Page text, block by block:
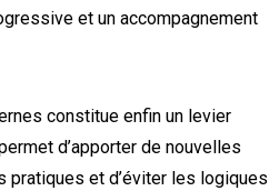
et un accompagnement
constitue enfin un levier
d’apporter de nouvelles
pratiques et d’éviter les logiques